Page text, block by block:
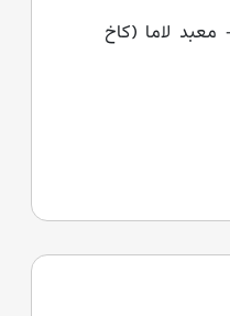
لاما (کاخ